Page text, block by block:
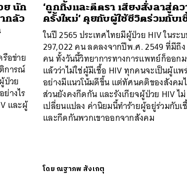
ย นัก
กลัว
อข่าย
การณ์
ป่วย
างไร
และผู้
‘ถูกทิ้งและตีตรา เสียงสั่งลาสู่ค
ครั้งใหม่’ คุยกับผู้ใช้ชีวิตร่วมกับเ
ในปี 2565 ประเทศไทยมีผู้ป่วย HIV ในระ
297,022 คน ลดลงจากปีพ.ศ. 2549 ที่มีถึ
คน ทั้งวันนี้วิทยาการทางการแพทย์ก็ออก
แล้วว่าไม่ใช่ผู้มีเชื้อ HIV ทุกคนจะเป็นผู้แพ
อย่างมีแนวโน้มดีขึ้น แต่ทัศนคติของสังคม
ส่วนยังคงกีดกัน และรังเกียจผู้ป่วย HIV ไม่
เปลี่ยนแปลง ค่านิยมนี้ทำร้ายผู้อยู่ร่วมกับเ
และกีดกันพวกเขาออกจากสังคม
โดย ณฐาภพ สังเกตุ